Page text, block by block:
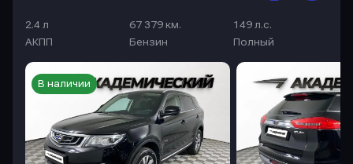
2.4 л 67 379 км.
149 л.с.
АКПП
Бензин Полный
В наличии